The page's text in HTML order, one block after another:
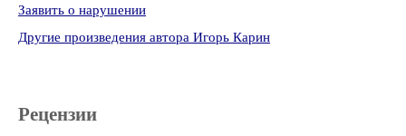
Заявить о нарушении
Другие произведения автора Игорь Карин
Рецензии